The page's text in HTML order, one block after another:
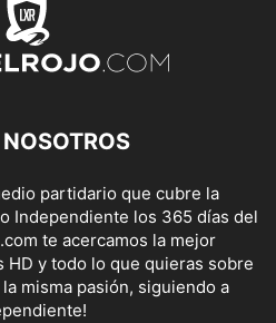
partidario que cubre la
Independiente los 365 días del
te acercamos la mejor
y todo lo que quieras sobre
misma pasión, siguiendo a